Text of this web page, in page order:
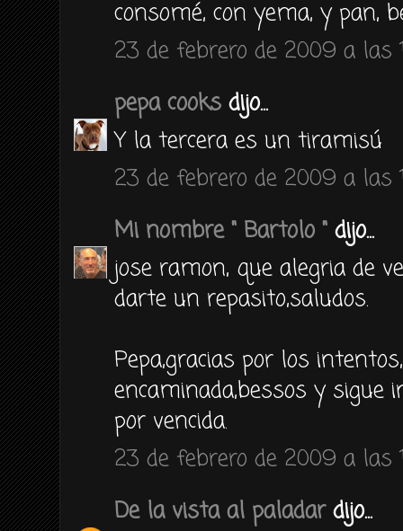
consomé, con yema, y pan,
23 de febrero de 2009 a las
pepa cooks dijo...
Y la tercera es un tiramisú
23 de febrero de 2009 a las
Mi nombre " Bartolo " dijo...
jose ramon, que alegria de
darte un repasito,saludos.
Pepa,gracias por los
encaminada,bessos y sigue
por vencida.
23 de febrero de 2009 a las
De la vista al paladardijo...